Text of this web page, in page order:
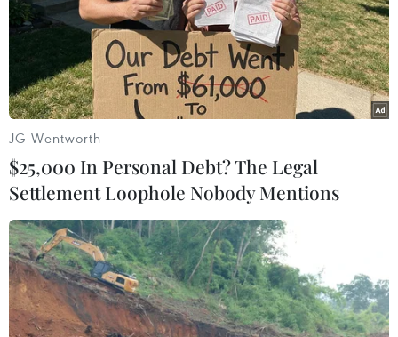
#Dàn dựng kịch bản #Bắt cóc
#Tống tiền mẹ ruột
#Tống tiền mẹ ruột
#Công an tỉnh Đồng Nai
#Cưỡng đoạt tài sản
Đồng Nai
Theo dõi VietnamPlus
TIN LIÊN QUAN
JG Wentworth
$25,000 In Personal Debt? The Legal
Settlement Loophole Nobody Mentions